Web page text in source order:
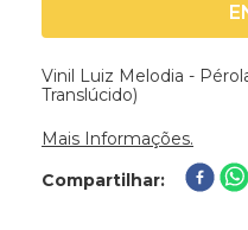
Vinil Luiz Melodia -
Translúcido)
Mais Informações.
Compartilhar